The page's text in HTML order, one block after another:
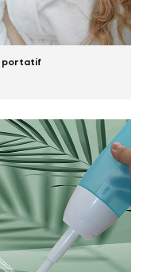
portatif